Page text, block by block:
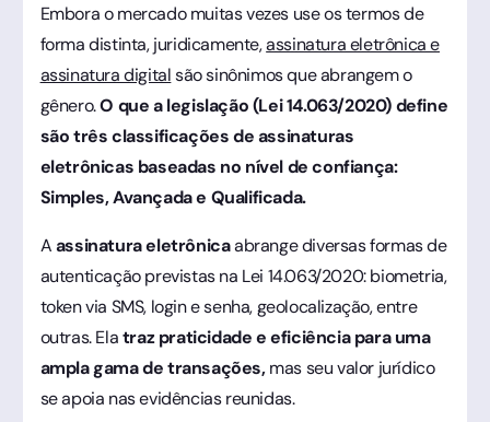
Embora o mercado muitas vezes use os termos de
forma distinta, juridicamente,assinatura eletrônica e
assinatura digitalsão sinônimos que abrangem o
gênero.O que a legislação (Lei 14.063/2020) define
são três classificações de assinaturas
eletrônicas baseadas no nível de confiança:
Simples, Avançada e Qualificada.
Aassinatura eletrônicaabrange diversas formas de
autenticação previstas na Lei 14.063/2020: biometria,
token via SMS, login e senha, geolocalização, entre
outras. Elatraz praticidade e eficiência para uma
ampla gama de transações,mas seu valor jurídico
se apoia nas evidências reunidas.